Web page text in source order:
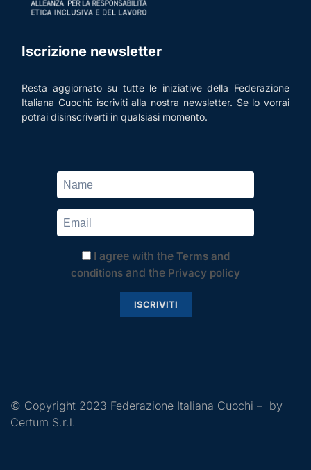
Iscrizione newsletter
Resta aggiornato su tutte le iniziative della Federazione
Italiana Cuochi: iscriviti alla nostra newsletter. Se lo vorrai
potrai disinscriverti in qualsiasi momento.
I agree with the Terms and
conditions and the Privacy policy
ISCRIVITI
© Copyright 2023 Federazione Italiana Cuochi – by
Certum S.r.l.